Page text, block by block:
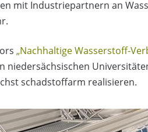
mit Industriepartnern an
„Nachhaltige Wasserstoff-
niedersächsischen
schadstoffarm realisieren.